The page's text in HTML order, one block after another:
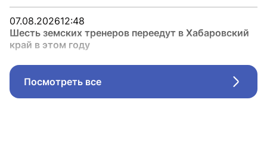
07.08.202612:48
Шесть земских тренеров переедут в Хабаровский
край в этом году
Посмотреть все